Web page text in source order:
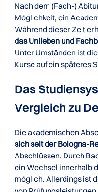
Nach dem (Fach-)
Möglichkeit, ein
Während dieser Zeit
das Unileben und
Unter Umständen ist
Kurse auf ein späteres
Das
Vergleich zu
Die akademischen
sich seit der Bologna-
Abschlüssen. Durch
ein Wechsel innerhalb
möglich. Allerdings ist